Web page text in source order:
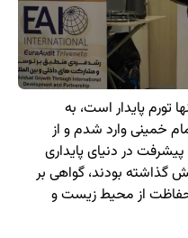
تورم پایدار است، به
خمینی وارد شدم و از
در دنیای پایداری
گذاشته بودند، گواهی بر
از محیط زیست و